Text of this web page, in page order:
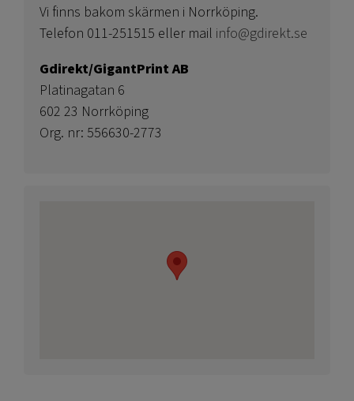
Vi finns bakom skärmen i Norrköping.
Telefon 011-251515 eller mail info@gdirekt.se
Gdirekt/GigantPrint AB
Platinagatan 6
602 23 Norrköping
Org. nr: 556630-2773